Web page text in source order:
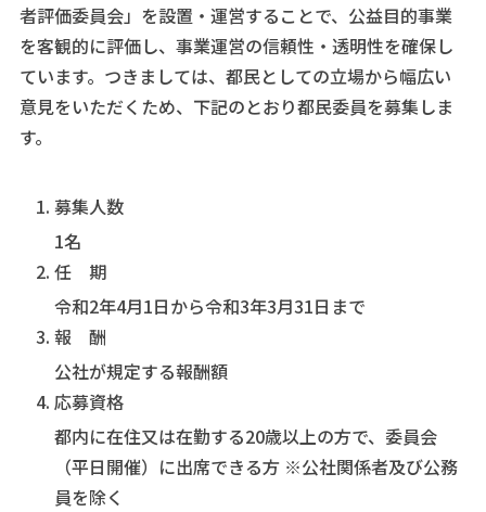
者評価委員会」を設置・運営することで、公益目的事業
を客観的に評価し、事業運営の信頼性・透明性を確保し
ています。つきましては、都民としての立場から幅広い
意見をいただくため、下記のとおり都民委員を募集しま
す。
募集人数
1名
任 期
令和2年4月1日から令和3年3月31日まで
報 酬
公社が規定する報酬額
応募資格
都内に在住又は在勤する20歳以上の方で、委員会
（平日開催）に出席できる方 ※公社関係者及び公務
員を除く